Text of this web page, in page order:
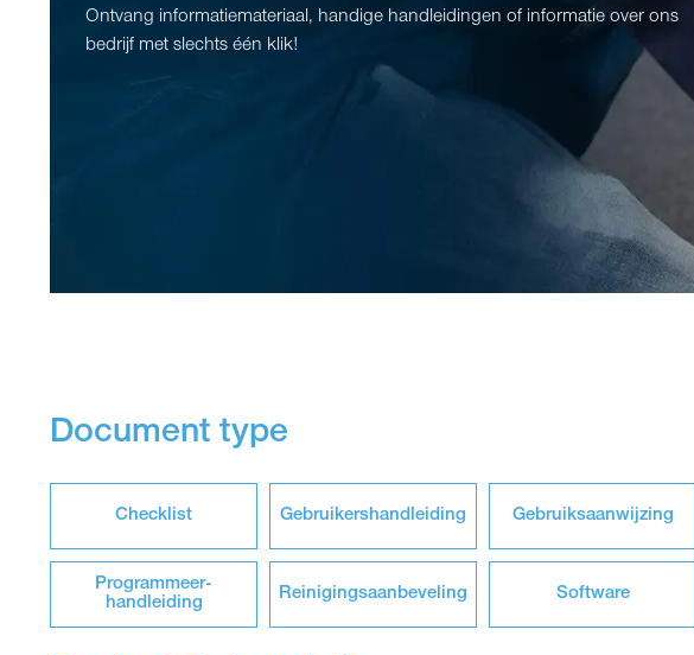
Ontvang informatiemateriaal, handige handleidingen of informatie over ons
bedrijf met slechts één klik!
Document type
Checklist Gebruikershandleiding Gebruiksaanwijzing
Programmeer­
handleiding
Reinigingsaanbeveling Software